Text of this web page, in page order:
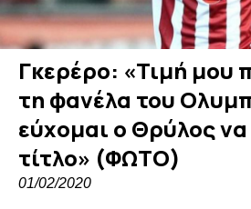
Γκερέρο: «Τιμή μου
τη φανέλα του
εύχομαι ο Θρύλος
τίτλο» (ΦΩΤΟ)
01/02/2020